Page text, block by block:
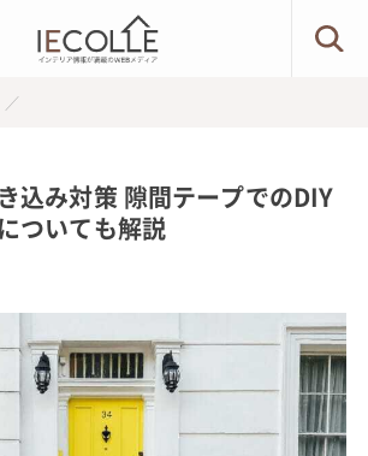
込み対策 隙間テープでのDIY
ついても解説